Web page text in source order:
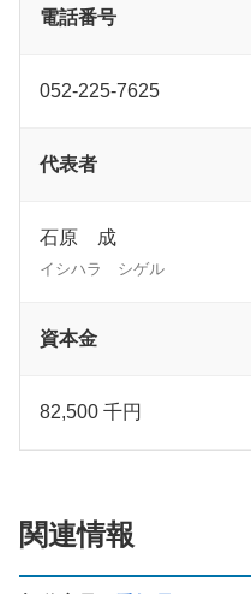
電話番号
052-225-7625
代表者
石原 成
イシハラ シゲル
資本金
82,500 千円
関連情報